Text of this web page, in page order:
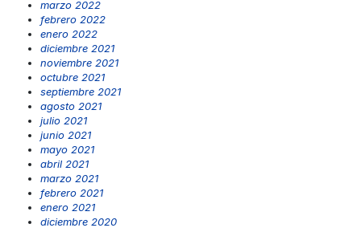
marzo 2022
febrero 2022
enero 2022
diciembre 2021
noviembre 2021
octubre 2021
septiembre 2021
agosto 2021
julio 2021
junio 2021
mayo 2021
abril 2021
marzo 2021
febrero 2021
enero 2021
diciembre 2020